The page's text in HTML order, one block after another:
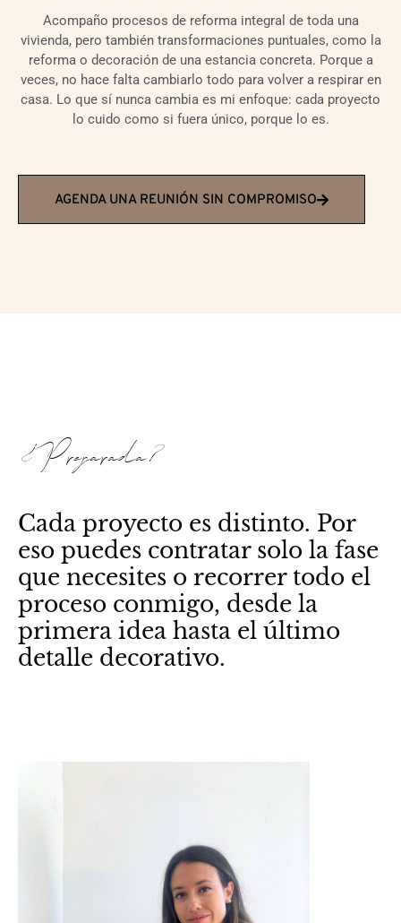
Acompaño procesos de reforma integral de toda una
vivienda, pero también transformaciones puntuales, como la
reforma o decoración de una estancia concreta. Porque a
veces, no hace falta cambiarlo todo para volver a respirar en
casa. Lo que sí nunca cambia es mi enfoque: cada proyecto
lo cuido como si fuera único, porque lo es.
AGENDA UNA REUNIÓN SIN COMPROMISO
¿Preparada?
Cada proyecto es distinto. Por
eso puedes contratar solo la fase
que necesites o recorrer todo el
proceso conmigo, desde la
primera idea hasta el último
detalle decorativo.